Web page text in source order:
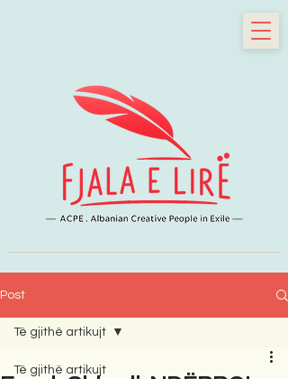
Post
Të gjithë artikujt
Të gjithë artikujt